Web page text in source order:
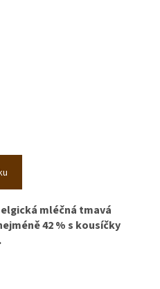
mléčná tmavá
42 % s kousíčky